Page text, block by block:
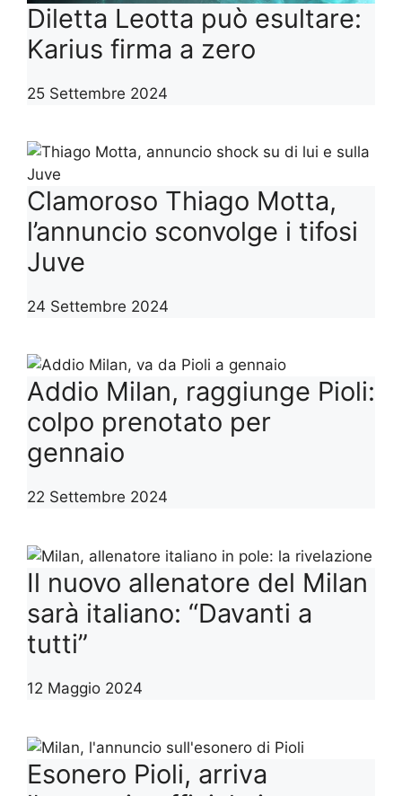
Diletta Leotta può esultare:
Karius firma a zero
25 Settembre 2024
Clamoroso Thiago Motta,
l’annuncio sconvolge i tifosi
Juve
24 Settembre 2024
Addio Milan, raggiunge Pioli:
colpo prenotato per
gennaio
22 Settembre 2024
Il nuovo allenatore del Milan
sarà italiano: “Davanti a
tutti”
12 Maggio 2024
Esonero Pioli, arriva